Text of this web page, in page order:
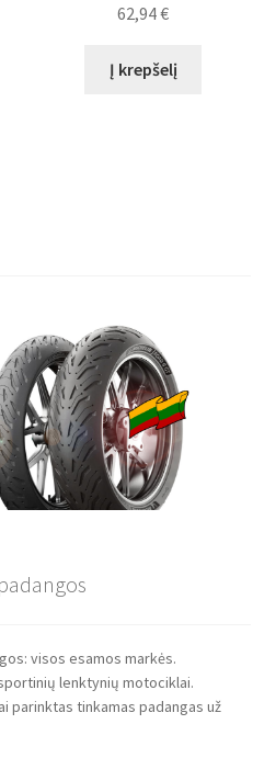
62,94€
Į krepšelį
visos esamos markės.
lenktynių motociklai.
parinktas tinkamas padangas už